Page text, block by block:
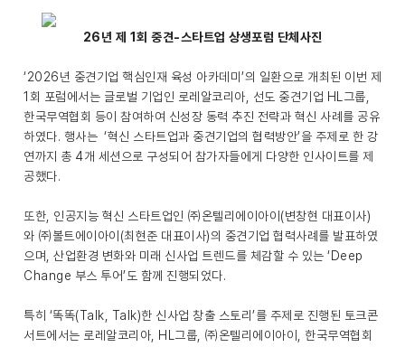
26년 제 1회 중견-스타트업 상생포럼 단체사진
‘2026년 중견기업 핵심인재 육성 아카데미’의 일환으로 개최된 이번 제
1회 포럼에서는 글로벌 기업인 로레알코리아, 선도 중견기업 HL그룹,
한국무역협회 등이 참여하여 신성장 동력 추진 전략과 혁신 사례를 공유
하였다. 행사는 ‘혁신 스타트업과 중견기업의 협력방안’을 주제로 한 강
연까지 총 4개 세션으로 구성되어 참가자들에게 다양한 인사이트를 제
공했다.
또한, 인공지능 혁신 스타트업인 ㈜온텔리에이아이(변창현 대표이사)
와 ㈜볼트에이아이(최현준 대표이사)의 중견기업 협력사례를 발표하였
으며, 산업환경 변화와 미래 신사업 트렌드를 체감할 수 있는 ‘Deep
Change 부스 투어’도 함께 진행되었다.
특히 ‘똑똑(Talk, Talk)한 신사업 창출 스토리’를 주제로 진행된 토크콘
서트에서는 로레알코리아, HL그룹, ㈜온텔리에이아이, 한국무역협회